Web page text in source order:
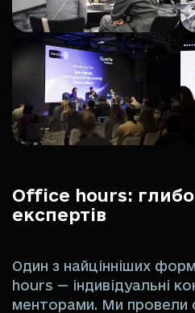
Office hours:
експертів
Один з найцінніших
hours — індивідуальні
менторами. Ми провели